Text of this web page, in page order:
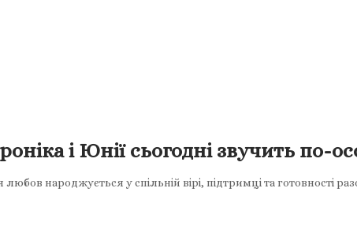
і Юнії сьогодні звучить по-
народжується у спільній вірі, підтримці та готовності